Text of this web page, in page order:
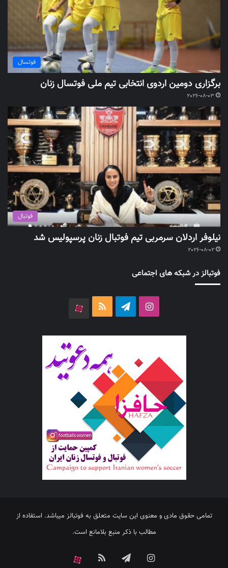
فوتسال
برگزاری دومین اردوی انتخابی تیم ملی فوتسال زنان
2026-08-03
فوتبال
نیلوفر اردلان سرمربی تیم فوتبال زنان پرسپولیس شد
2026-08-02
فوتبالز در شبکه های اجتماعی
اینستاگرامتلگرامخوراک
تمامی حقوق مادی و معنوی این سایت متعلق به فوتبالز میباشد. استفاده از
مطالب با ذکر منبع بلامانع است.
اینستاگرامتلگرامخوراک